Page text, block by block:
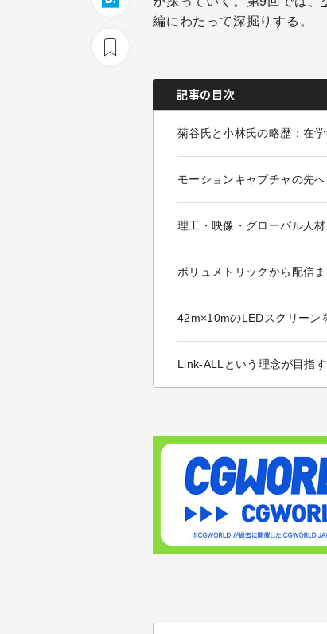
編にわたって深掘りする。
記事の目次
菊谷氏と小林氏の略歴：在
モーションキャプチャの先
理工・映像・グローバル人
ボリュメトリックから配信
42m×10mのLEDスクリーン
Link-ALLという理念が目指